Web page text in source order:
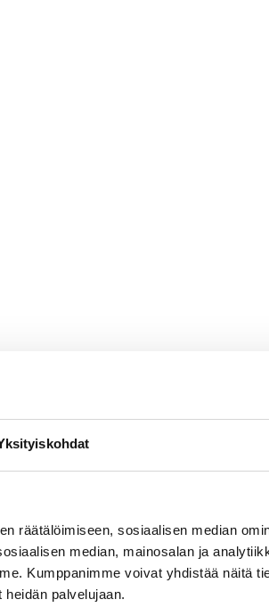
räätälöimiseen, sosiaalisen median
median, mainosalan ja
Kumppanimme voivat yhdistää näitä
palvelujaan.